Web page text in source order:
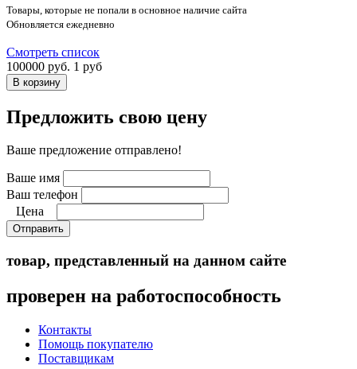
Товары, которые не попали в основное наличие сайта
Обновляется ежедневно
Смотреть список
100000 руб. 1 руб
Предложить свою цену
Ваше предложение отправлено!
Ваше имя
Ваш телефон
Цена
Отправить
товар, представленный на данном сайте
проверен на работоспособность
Контакты
Помощь покупателю
Поставщикам